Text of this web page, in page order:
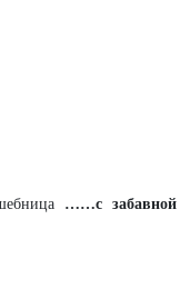
……с забавной